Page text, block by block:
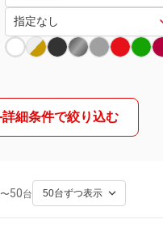
詳細条件で絞り込む
〜50台